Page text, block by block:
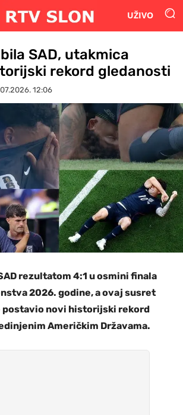
UŽIVO
SAD, utakmica
rekord gledanosti
12:06
rezultatom 4:1 u osmini finala
2026. godine, a ovaj susret
postavio novi historijski rekord
Američkim Državama.